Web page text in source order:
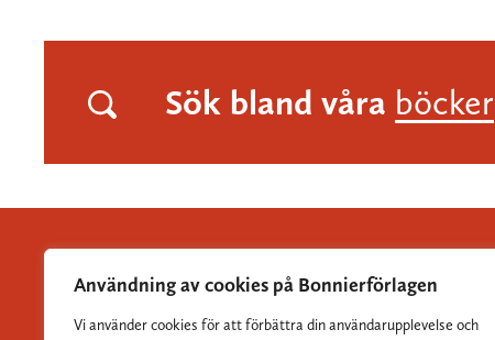
Användning av cookies på Bonnierförlagen
Vi använder cookies för att förbättra din användarupplevelse och
Sök bland våra böcker